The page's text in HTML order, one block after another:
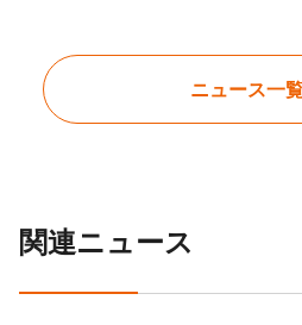
ニュース一
関連ニュース